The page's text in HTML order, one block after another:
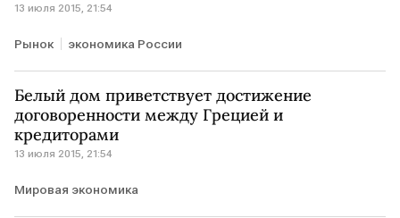
13 июля 2015, 21:54
Рынок экономика России
Белый дом приветствует достижение
договоренности между Грецией и
кредиторами
13 июля 2015, 21:54
Мировая экономика